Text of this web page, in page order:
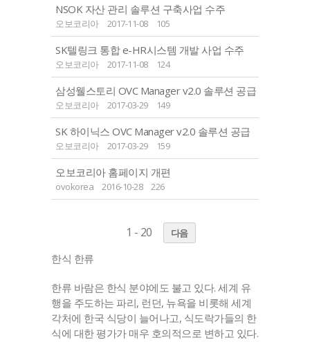
NSOK 자산 관리 솔루션 구축사업 수주
오보코리아 2017-11-08 105
SK텔링크 통합 e-HR시스템 개발 사업 수주
오보코리아 2017-11-08 124
삼성웰스토리 OVC Manager v2.0 솔루션 공급
오보코리아 2017-03-29 149
SK 하이닉스 OVC Manager v2.0 솔루션 공급
오보코리아 2017-03-29 159
오보코리아 홈페이지 개편
ovokorea 2016-10-28 226
1 - 20 다음
한식 한류
한류 바람은 한식 분야에도 불고 있다. 세계 유
행을 주도하는 파리, 런던, 뉴욕을 비롯해 세계
각처에 한국 식당이 늘어나고, 식도락가들의 한
식에 대한 평가가 매우 호의적으로 변하고 있다.